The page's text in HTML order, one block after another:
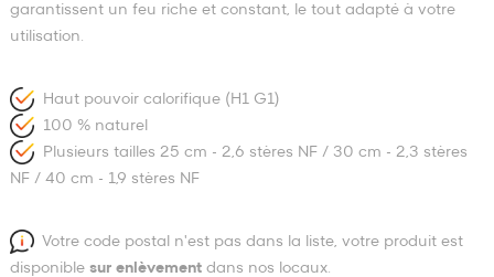
garantissent un feu riche et constant, le tout adapté à votre
utilisation.
Haut pouvoir calorifique (H1 G1)
100 % naturel
Plusieurs tailles 25 cm - 2,6 stères NF / 30 cm - 2,3 stères
NF / 40 cm - 1,9 stères NF
Votre code postal n'est pas dans la liste, votre produit est
disponible sur enlèvement dans nos locaux.